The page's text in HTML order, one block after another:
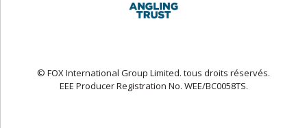
© FOX International Group Limited. tous droits réservés.
EEE Producer Registration No. WEE/BC0058TS.